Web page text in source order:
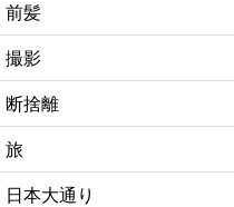
前髪
撮影
断捨離
旅
日本大通り